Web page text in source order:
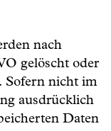
nach
gelöscht oder
Sofern nicht im
ausdrücklich
Daten